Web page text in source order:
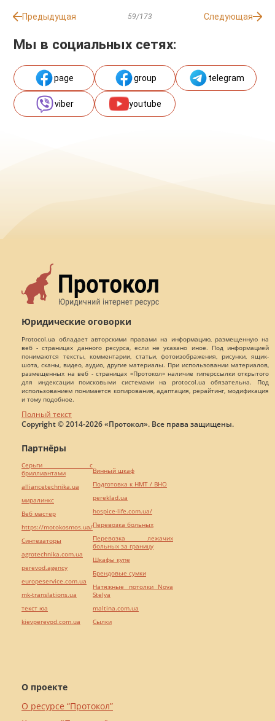
Предыдущая 59/173 Следующая
Мы в социальных сетях:
page group telegram
viber youtube
Юридические оговорки
Protocol.ua обладает авторскими правами на информацию, размещенную на
веб - страницах данного ресурса, если не указано иное. Под информацией
понимаются тексты, комментарии, статьи, фотоизображения, рисунки, ящик-
шота, сканы, видео, аудио, другие материалы. При использовании материалов,
размещенных на веб - страницах «Протокол» наличие гиперссылки открытого
для индексации поисковыми системами на protocol.ua обязательна. Под
использованием понимается копирования, адаптация, рерайтинг, модификация
и тому подобное.
Полный текст
Copyright © 2014-2026 «Протокол». Все права защищены.
О проекте
О ресурсе “Протокол”
Партнёры
Серьги с
бриллиантами
alliancetechnika.ua
миралинкс
Веб мастер
https://motokosmos.ua/
Синтезаторы
agrotechnika.com.ua
perevod.agency
europeservice.com.ua
mk-translations.ua
текст юа
kievperevod.com.ua
Винный шкаф
Подготовка к НМТ / ВНО
pereklad.ua
hospice-life.com.ua/
Перевозка больных
Перевозка лежачих
больных за границу
Шкафы купе
Брендовые сумки
Натяжные потолки Nova
Stelya
maltina.com.ua
Cылки